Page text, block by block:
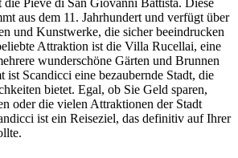
die Pieve di San Giovanni Battista. Diese
aus dem 11. Jahrhundert und verfügt über
und Kunstwerke, die sicher beeindrucken
Attraktion ist die Villa Rucellai, eine
wunderschöne Gärten und Brunnen
Scandicci eine bezaubernde Stadt, die
bietet. Egal, ob Sie Geld sparen,
oder die vielen Attraktionen der Stadt
ist ein Reiseziel, das definitiv auf Ihrer